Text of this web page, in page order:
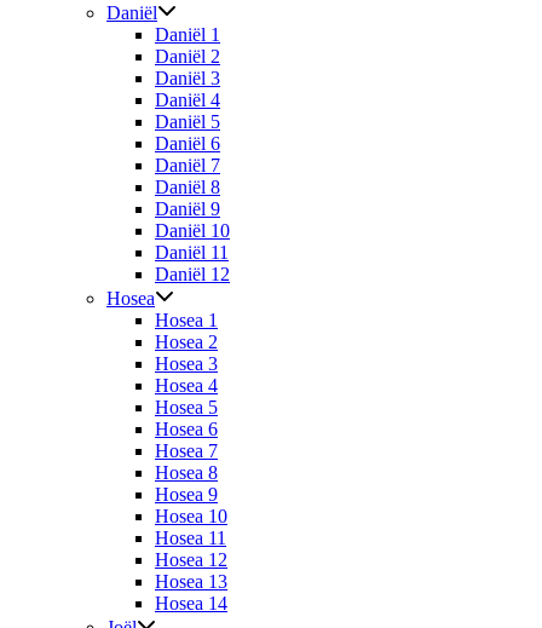
Daniël
Daniël 1
Daniël 2
Daniël 3
Daniël 4
Daniël 5
Daniël 6
Daniël 7
Daniël 8
Daniël 9
Daniël 10
Daniël 11
Daniël 12
Hosea
Hosea 1
Hosea 2
Hosea 3
Hosea 4
Hosea 5
Hosea 6
Hosea 7
Hosea 8
Hosea 9
Hosea 10
Hosea 11
Hosea 12
Hosea 13
Hosea 14